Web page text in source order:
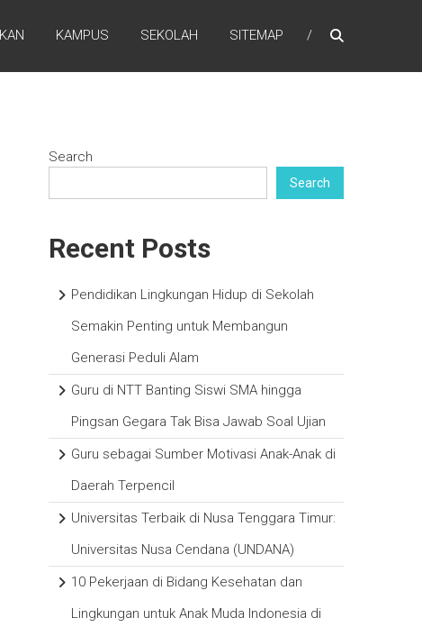
KAMPUS SEKOLAH SITEMAP
Search
Search
Recent Posts
Pendidikan Lingkungan Hidup di Sekolah
Semakin Penting untuk Membangun
Generasi Peduli Alam
Guru di NTT Banting Siswi SMA hingga
Pingsan Gegara Tak Bisa Jawab Soal Ujian
Guru sebagai Sumber Motivasi Anak-Anak di
Daerah Terpencil
Universitas Terbaik di Nusa Tenggara Timur:
Universitas Nusa Cendana (UNDANA)
10 Pekerjaan di Bidang Kesehatan dan
Lingkungan untuk Anak Muda Indonesia di